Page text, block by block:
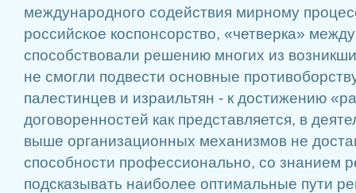
международного содействия мирному
российское коспонсорство, «четверка»
способствовали ре­шению многих из
не смогли подвести основные
палестинцев и израильтян - к достижению
договоренностей как представляется, в
выше орга­низационных механизмов не
способно­сти профессионально, со знани­ем
подсказывать наиболее оптимальные пути